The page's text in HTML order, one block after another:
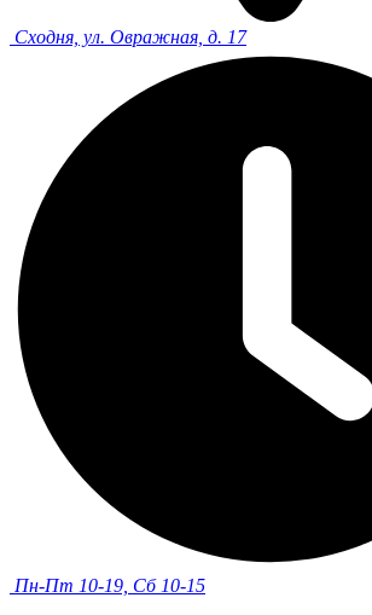
Сходня, ул. Овражная, д. 17
Пн-Пт 10-19, Сб 10-15